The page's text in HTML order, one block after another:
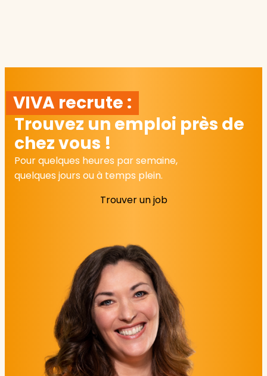
VIVA recrute :
Trouvez un emploi près de
chez vous !
Pour quelques heures par semaine,
quelques jours ou à temps plein.
Trouver un job